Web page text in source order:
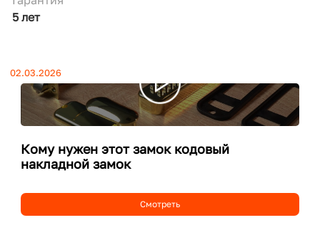
5 лет
02.03.2026
Кому нужен этот замок кодовый
накладной замок
Смотреть